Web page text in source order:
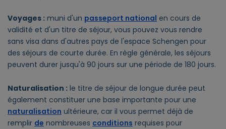
Voyages : muni d'un passeport national en cours de
validité et d'un titre de séjour, vous pouvez vous rendre
sans visa dans d'autres pays de l'espace Schengen pour
des séjours de courte durée. En règle générale, les séjours
peuvent durer jusqu'à 90 jours sur une période de 180 jours.
Naturalisation : le titre de séjour de longue durée peut
également constituer une base importante pour une
naturalisation ultérieure, car il vous permet déjà de
remplir de nombreuses conditions requises pour